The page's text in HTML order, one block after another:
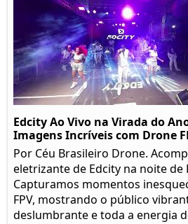
Edcity Ao Vivo na Virada do
Imagens Incríveis com Drone
Por Céu Brasileiro Drone.
eletrizante de Edcity na noite de
Capturamos momentos
FPV, mostrando o público
deslumbrante e toda a energia